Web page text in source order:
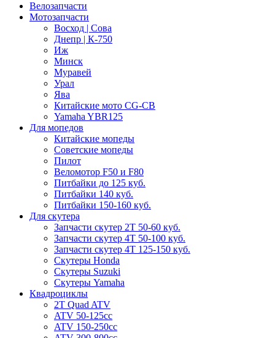
Велозапчасти
Мотозапчасти
Восход | Сова
Днепр | К-750
Иж
Минск
Муравей
Урал
Ява
Китайские мото CG-CB
Yamaha YBR125
Для мопедов
Китайские мопеды
Советские мопеды
Пилот
Веломотор F50 и F80
Питбайки до 125 куб.
Питбайки 140 куб.
Питбайки 150-160 куб.
Для скутера
Запчасти скутер 2Т 50-60 куб.
Запчасти скутер 4Т 50-100 куб.
Запчасти скутер 4Т 125-150 куб.
Скутеры Honda
Скутеры Suzuki
Скутеры Yamaha
Квадроциклы
2T Quad ATV
ATV 50-125cc
ATV 150-250cc